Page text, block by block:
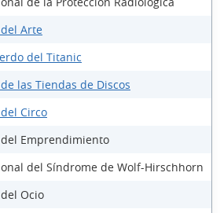
Arte
del Titanic
las Tiendas de Discos
Circo
Emprendimiento
del Síndrome de Wolf-Hirschhorn
Ocio